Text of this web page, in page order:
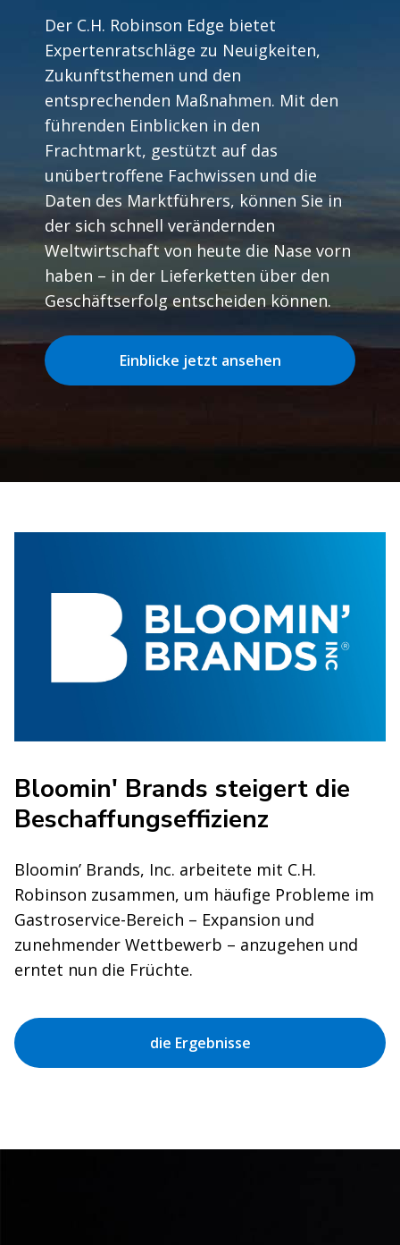
Der C.H. Robinson Edge bietet
Expertenratschläge zu Neuigkeiten,
Zukunftsthemen und den
entsprechenden Maßnahmen. Mit den
führenden Einblicken in den
Frachtmarkt, gestützt auf das
unübertroffene Fachwissen und die
Daten des Marktführers, können Sie in
der sich schnell verändernden
Weltwirtschaft von heute die Nase vorn
haben – in der Lieferketten über den
Geschäftserfolg entscheiden können.
Einblicke jetzt ansehen
Bloomin' Brands steigert die
Beschaffungseffizienz
Bloomin’ Brands, Inc. arbeitete mit C.H.
Robinson zusammen, um häufige Probleme im
Gastroservice-Bereich – Expansion und
zunehmender Wettbewerb – anzugehen und
erntet nun die Früchte.
die Ergebnisse